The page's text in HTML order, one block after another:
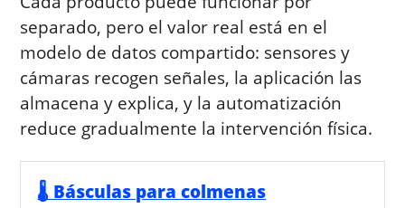
separado, pero el valor real está en el
modelo de datos compartido: sensores y
cámaras recogen señales, la aplicación las
almacena y explica, y la automatización
reduce gradualmente la intervención física.
🌡️ Básculas para colmenas